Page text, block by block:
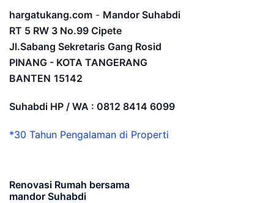
hargatukang.com - Mandor Suhabdi
RT 5 RW 3 No.99 Cipete
Jl.Sabang Sekretaris Gang Rosid
PINANG - KOTA TANGERANG
BANTEN 15142
Suhabdi HP / WA : 0812 8414 6099
*30 Tahun Pengalaman di Properti
Renovasi Rumah bersama
mandor Suhabdi